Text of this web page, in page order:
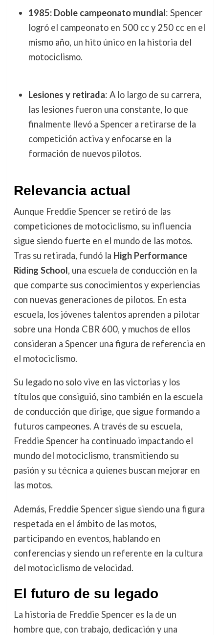
1985: Doble campeonato mundial: Spencer
logró el campeonato en 500 cc y 250 cc en el
mismo año, un hito único en la historia del
motociclismo.
Lesiones y retirada: A lo largo de su carrera,
las lesiones fueron una constante, lo que
finalmente llevó a Spencer a retirarse de la
competición activa y enfocarse en la
formación de nuevos pilotos.
Relevancia actual
Aunque Freddie Spencer se retiró de las
competiciones de motociclismo, su influencia
sigue siendo fuerte en el mundo de las motos.
Tras su retirada, fundó la High Performance
Riding School, una escuela de conducción en la
que comparte sus conocimientos y experiencias
con nuevas generaciones de pilotos. En esta
escuela, los jóvenes talentos aprenden a pilotar
sobre una Honda CBR 600, y muchos de ellos
consideran a Spencer una figura de referencia en
el motociclismo.
Su legado no solo vive en las victorias y los
títulos que consiguió, sino también en la escuela
de conducción que dirige, que sigue formando a
futuros campeones. A través de su escuela,
Freddie Spencer ha continuado impactando el
mundo del motociclismo, transmitiendo su
pasión y su técnica a quienes buscan mejorar en
las motos.
Además, Freddie Spencer sigue siendo una figura
respetada en el ámbito de las motos,
participando en eventos, hablando en
conferencias y siendo un referente en la cultura
del motociclismo de velocidad.
El futuro de su legado
La historia de Freddie Spencer es la de un
hombre que, con trabajo, dedicación y una